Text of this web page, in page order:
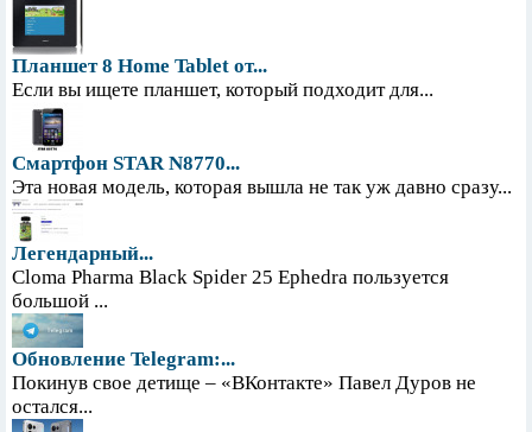
Планшет 8 Home Tablet от...
Если вы ищете планшет, который подходит для...
Смартфон STAR N8770...
Эта новая модель, которая вышла не так уж давно сразу...
Легендарный...
Cloma Pharma Black Spider 25 Ephedra пользуется
большой ...
Обновление Telegram:...
Покинув свое детище – «ВКонтакте» Павел Дуров не
остался...